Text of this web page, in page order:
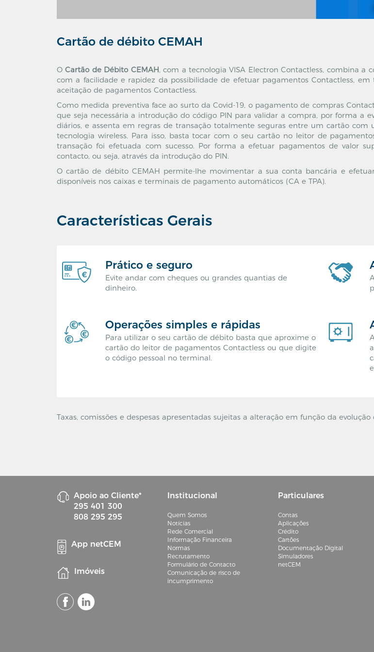
Cartão de débito CEMAH
OCartão de Débito CEMAH, com a tecnologia VISA Electron Contactless, combina
com a facilidade e rapidez da possibilidade de efetuar pagamentos Contactless,
aceitação de pagamentos Contactless.
Como medida preventiva face ao surto da Covid-19, o pagamento de compras
que seja necessária a introdução do código PIN para validar a compra, por forma a
diários, e assenta em regras de transação totalmente seguras entre um cartão
tecnologia wireless. Para isso, basta tocar com o seu cartão no leitor de
transação foi efetuada com sucesso. Por forma a efetuar pagamentos de valor
contacto, ou seja, através da introdução do PIN.
O cartão de débito CEMAH permite-lhe movimentar a sua conta bancária e
disponíveis nos caixas e terminais de pagamento automáticos (CA e TPA).
Características Gerais
Prático e seguro
Evite andar com cheques ou grandes quantias de
dinheiro.
Operações simples e rápidas
Para utilizar o seu cartão de débito basta que aproxime o
cartão do leitor de pagamentos Contactless ou que digite
o código pessoal no terminal.
Taxas, comissões e despesas apresentadas sujeitas a alteração em função da
Apoio ao Cliente*
295 401 300
808 295 295
App netCEM
Imóveis
Institucional
Quem Somos
Notícias
Rede Comercial
Informação Financeira
Normas
Recrutamento
Formulário de Contacto
Comunicação de risco de
incumprimento
Particulares
Contas
Aplicações
Crédito
Cartões
Documentação Digital
Simuladores
netCEM